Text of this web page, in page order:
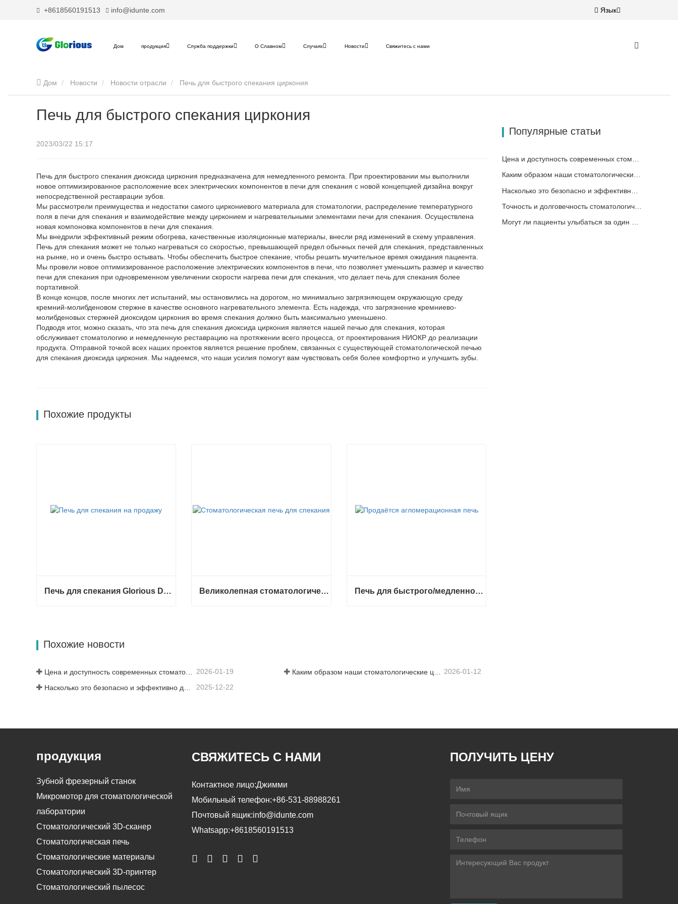
+8618560191513 info@idunte.com Язык
Дом продукция Служба поддержки О Славном Случаях Новости Свяжитесь с нами
Дом Новости Новости отрасли Печь для быстрого спекания циркония
Печь для быстрого спекания циркония
2023/03/22 15:17
Печь для быстрого спекания диоксида циркония предназначена для немедленного ремонта. При проектировании мы выполнили
новое оптимизированное расположение всех электрических компонентов в печи для спекания с новой концепцией дизайна вокруг
непосредственной реставрации зубов.
Мы рассмотрели преимущества и недостатки самого циркониевого материала для стоматологии, распределение температурного
поля в печи для спекания и взаимодействие между цирконием и нагревательными элементами печи для спекания. Осуществлена ​​
новая компоновка компонентов в печи для спекания.
Мы внедрили эффективный режим обогрева, качественные изоляционные материалы, внесли ряд изменений в схему управления.
Печь для спекания может не только нагреваться со скоростью, превышающей предел обычных печей для спекания, представленных
на рынке, но и очень быстро остывать. Чтобы обеспечить быстрое спекание, чтобы решить мучительное время ожидания пациента.
Мы провели новое оптимизированное расположение электрических компонентов в печи, что позволяет уменьшить размер и качество
печи для спекания при одновременном увеличении скорости нагрева печи для спекания, что делает печь для спекания более
портативной.
В конце концов, после многих лет испытаний, мы остановились на дорогом, но минимально загрязняющем окружающую среду
кремний-молибденовом стержне в качестве основного нагревательного элемента. Есть надежда, что загрязнение кремниево-
молибденовых стержней диоксидом циркония во время спекания должно быть максимально уменьшено.
Подводя итог, можно сказать, что эта печь для спекания диоксида циркония является нашей печью для спекания, которая
обслуживает стоматологию и немедленную реставрацию на протяжении всего процесса, от проектирования НИОКР до реализации
продукта. Отправной точкой всех наших проектов является решение проблем, связанных с существующей стоматологической печью
для спекания диоксида циркония. Мы надеемся, что наши усилия помогут вам чувствовать себя более комфортно и улучшить зубы.
Похожие продукты
Печь для спекания Glorious Dental F5 Max Великолепная стоматологическая печь для спекания F5 Pro Печь для быстрого/медленного спекания зубных протезов Glorious
Похожие новости
2026-01-19 2026-01-12
Насколько это безопасно и эффективно для пациентов? 2025-12-22
Популярные статьи
Каким образом наши стоматологические циркониевые материалы могут способствовать вашему успеху?
Точность и долговечность стоматологических материалов
Могут ли пациенты улыбаться за один день?
продукция
Зубной фрезерный станок
Микромотор для стоматологической
лаборатории
Стоматологический 3D-сканер
Стоматологическая печь
Стоматологические материалы
Стоматологический 3D-принтер
Стоматологический пылесос
СВЯЖИТЕСЬ С НАМИ
Контактное лицо:Джимми
Мобильный телефон:+86-531-88988261
Почтовый ящик:info@idunte.com
Whatsapp:+8618560191513
ПОЛУЧИТЬ ЦЕНУ